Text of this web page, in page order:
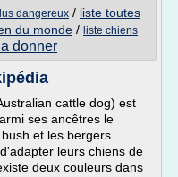
dangereux / liste toutes
du monde / liste chiens
donner
cattle dog) est
ses ancêtres le
et les bergers
leurs chiens de
deux couleurs dans